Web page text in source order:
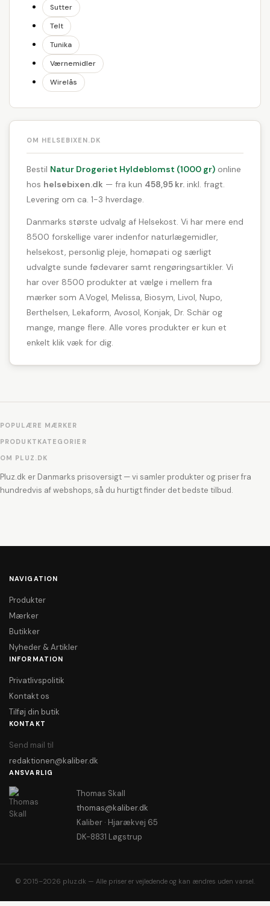
Sutter
Telt
Tunika
Værnemidler
Wirelås
OM HELSEBIXEN.DK
Bestil Natur Drogeriet Hyldeblomst (1000 gr) online
hos helsebixen.dk — fra kun 458,95 kr. inkl. fragt.
Levering om ca. 1-3 hverdage.
Danmarks største udvalg af Helsekost. Vi har mere end
8500 forskellige varer indenfor naturlægemidler,
helsekost, personlig pleje, homøpati og særligt
udvalgte sunde fødevarer samt rengøringsartikler. Vi
har over 8500 produkter at vælge i mellem fra
mærker som A.Vogel, Melissa, Biosym, Livol, Nupo,
Berthelsen, Lekaform, Avosol, Konjak, Dr. Schär og
mange, mange flere. Alle vores produkter er kun et
enkelt klik væk for dig.
POPULÆRE MÆRKER
PRODUKTKATEGORIER
OM PLUZ.DK
Pluz.dk er Danmarks prisoversigt — vi samler produkter og priser fra
hundredvis af webshops, så du hurtigt finder det bedste tilbud.
NAVIGATION
Produkter
Mærker
Butikker
Nyheder & Artikler
INFORMATION
Privatlivspolitik
Kontakt os
Tilføj din butik
KONTAKT
Send mail til
redaktionen@kaliber.dk
ANSVARLIG
Thomas Skall
thomas@kaliber.dk
Kaliber · Hjarækvej 65
DK-8831 Løgstrup
© 2015–2026 pluz.dk — Alle priser er vejledende og kan ændres uden varsel.